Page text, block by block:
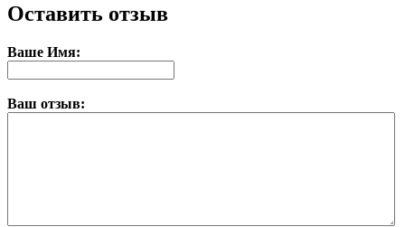
Оставить отзыв
Ваше Имя:
Ваш отзыв: